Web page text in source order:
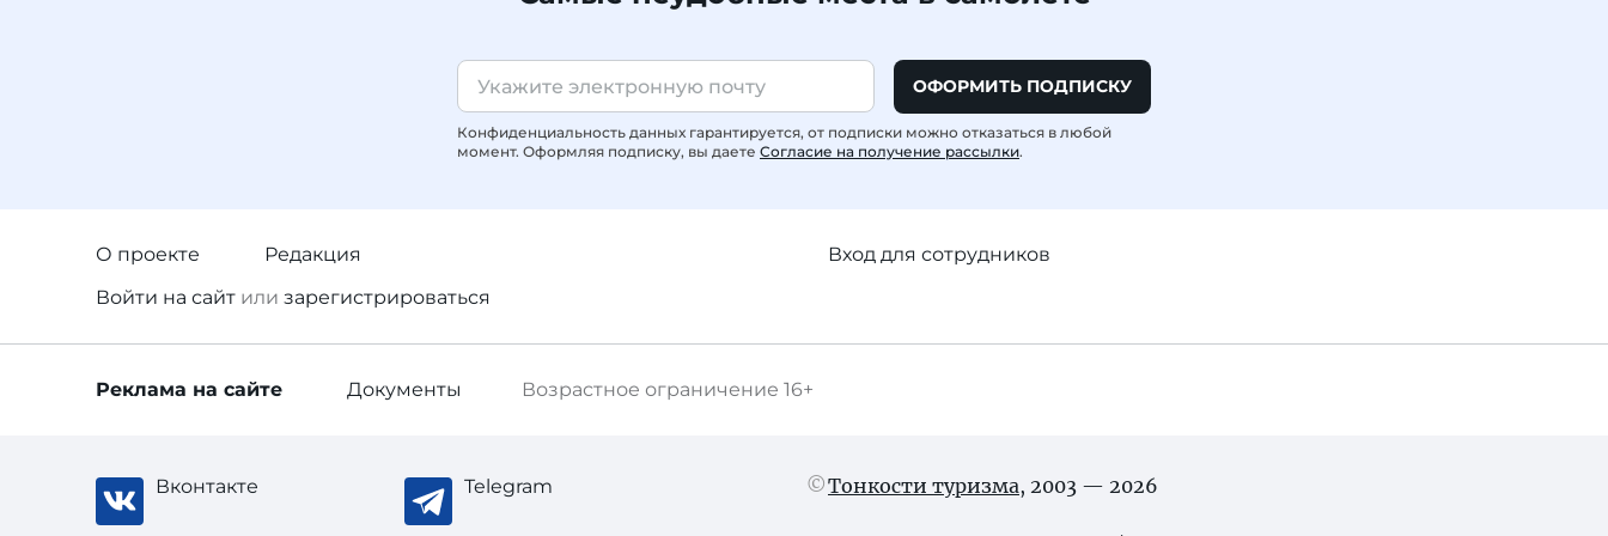
ОФОРМИТЬ ПОДПИСКУ
Конфиденциальность данных гарантируется, от подписки можно отказаться в любой
момент. Оформляя подписку, вы даете Согласие на получение рассылки.
О проекте
Редакция
Войти на сайт или зарегистрироваться
Вход для сотрудников
Возрастное ограничение 16+
Реклама на сайте Документы
Вконтакте Telegram Тонкости туризма, 2003 — 2026